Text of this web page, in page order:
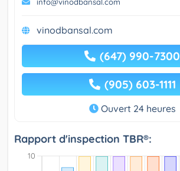
info@vinodbansal.com
vinodbansal.com
(647) 990-7300
(905) 603-1111
Ouvert 24 heures
Rapport d'inspection TBR®: